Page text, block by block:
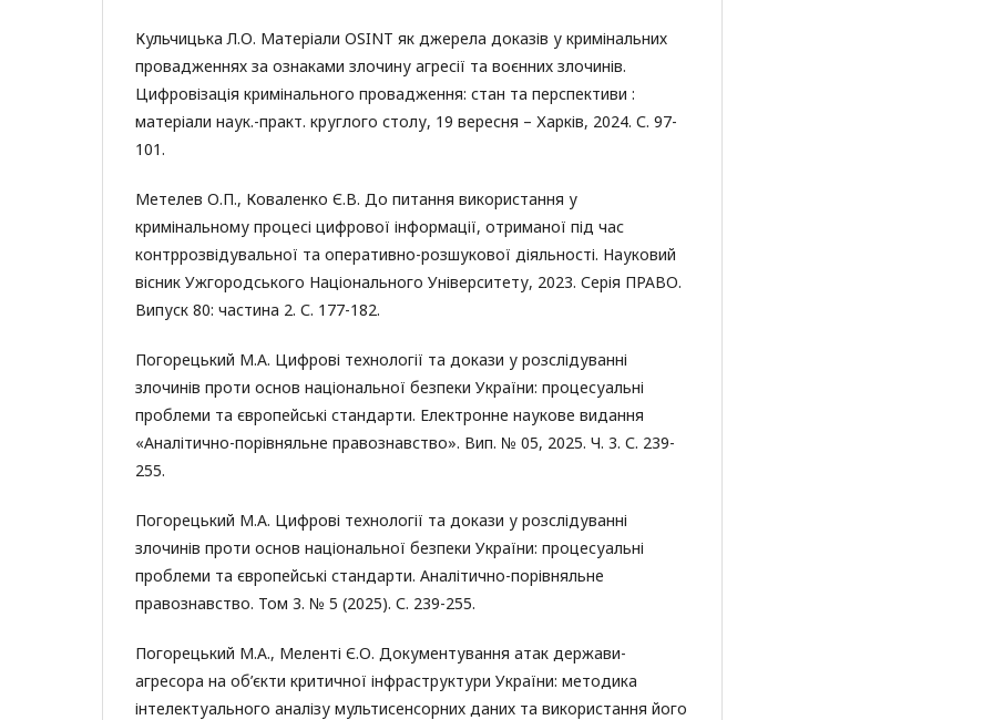
Кульчицька Л.О. Матеріали OSINT як джерела доказів у кримінальних
провадженнях за ознаками злочину агресії та воєнних злочинів.
Цифровізація кримінального провадження: стан та перспективи :
матеріали наук.-практ. круглого столу, 19 вересня – Харків, 2024. С. 97-
101.
Метелев О.П., Коваленко Є.В. До питання використання у
кримінальному процесі цифрової інформації, отриманої під час
контррозвідувальної та оперативно-розшукової діяльності. Науковий
вісник Ужгородського Національного Університету, 2023. Серія ПРАВО.
Випуск 80: частина 2. С. 177-182.
Погорецький М.А. Цифрові технології та докази у розслідуванні
злочинів проти основ національної безпеки України: процесуальні
проблеми та європейські стандарти. Електронне наукове видання
«Аналітично-порівняльне правознавство». Вип. № 05, 2025. Ч. 3. С. 239-
255.
Погорецький М.А. Цифрові технології та докази у розслідуванні
злочинів проти основ національної безпеки України: процесуальні
проблеми та європейські стандарти. Аналітично-порівняльне
правознавство. Том 3. № 5 (2025). С. 239-255.
Погорецький М.А., Меленті Є.О. Документування атак держави-
агресора на об’єкти критичної інфраструктури України: методика
інтелектуального аналізу мультисенсорних даних та використання його